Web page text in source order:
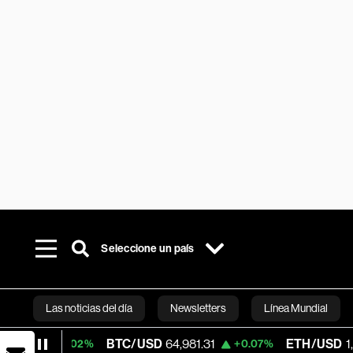
Seleccione un país
Las noticias del día Newsletters Línea Mundial
Bloomberg
BTC/USD 64,981.31 +0.07% ETH/USD 1,920.055